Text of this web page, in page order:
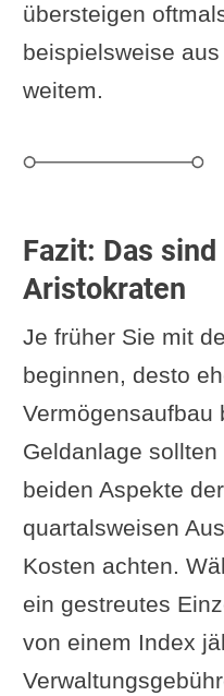
übersteigen
beispielsweise
weitem.
Fazit: Das
Aristokraten
Je früher Sie mit
beginnen, desto
Vermögensaufbau
Geldanlage
beiden Aspekte
quartalsweisen
Kosten achten.
ein gestreutes
von einem Index